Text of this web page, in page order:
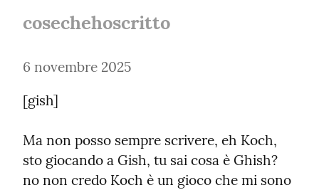
cosechehoscritto
6 novembre 2025
[gish]
Ma non posso sempre scrivere, eh Koch,
sto giocando a Gish, tu sai cosa è Ghish?
no non credo Koch è un gioco che mi sono